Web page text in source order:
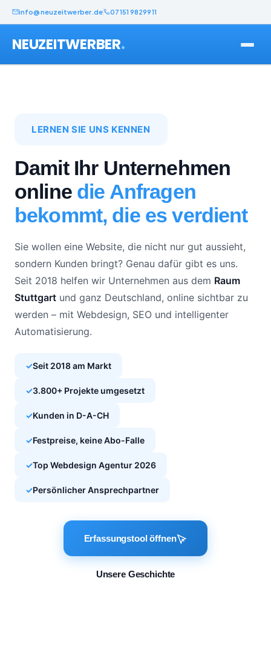
info@neuzeitwerber.de 07151 9829911
NEUZEITWERBER.
LERNEN SIE UNS KENNEN
Damit Ihr Unternehmen
online die Anfragen
bekommt, die es verdient
Sie wollen eine Website, die nicht nur gut aussieht,
sondern Kunden bringt? Genau dafür gibt es uns.
Seit 2018 helfen wir Unternehmen aus dem Raum
Stuttgart und ganz Deutschland, online sichtbar zu
werden – mit Webdesign, SEO und intelligenter
Automatisierung.
✓Seit 2018 am Markt
✓3.800+ Projekte umgesetzt
✓Kunden in D-A-CH
✓Festpreise, keine Abo-Falle
✓Top Webdesign Agentur 2026
✓Persönlicher Ansprechpartner
Erfassungstool öffnen
Unsere Geschichte